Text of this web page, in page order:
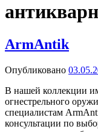
ArmAntik
Опубликовано
В нашей коллекции
огнестрельного
специалистам
консультации по